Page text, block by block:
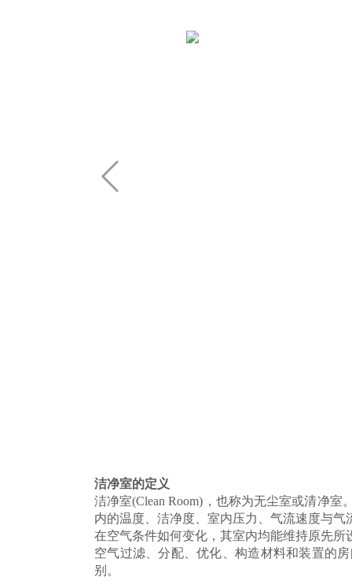
洁净室的定义
洁净室(Clean Room)，也称为无尘室或清净
内的温度、洁净度、室内压力、气流速度与气
在空气条件如何变化，其室内均能维持原先所
空气过滤、分配、优化、构造材料和装置的
别。